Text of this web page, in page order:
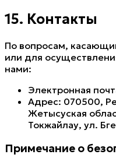
15. Контакты
По вопросам,
или для
нами:
Электронная
Адрес: 070500,
Жетысуская
Токжайлау, ул.
Примечание о